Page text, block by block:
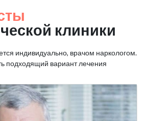
клиники
индивидуально, врачом наркологом.
подходящий вариант лечения